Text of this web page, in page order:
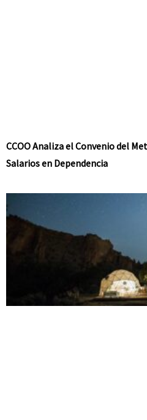
CCOO Analiza el Convenio del
Salarios en Dependencia